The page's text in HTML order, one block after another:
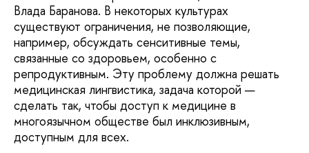
Влада Баранова. В некоторых культурах
существуют ограничения, не позволяющие,
например, обсуждать сенситивные темы,
связанные со здоровьем, особенно с
репродуктивным. Эту проблему должна решать
медицинская лингвистика, задача которой —
сделать так, чтобы доступ к медицине в
многоязычном обществе был инклюзивным,
доступным для всех.